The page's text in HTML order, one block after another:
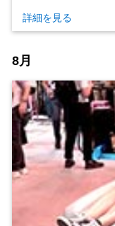
詳細を見る
8月